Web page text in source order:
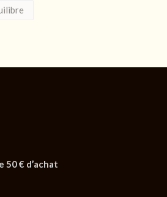
€ d’achat